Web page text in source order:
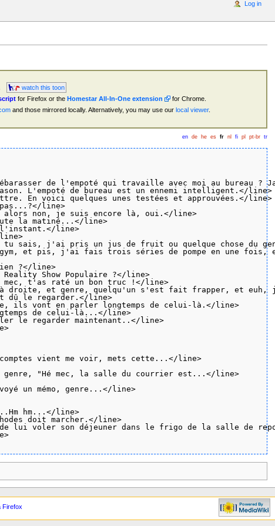
watch this toon
for Firefox or the Homestar All-In-One extension
for Chrome.
and those mirrored locally. Alternatively, you may use our local viewer.
en de he es fr nl fi pl pt-br tr
de l'empoté qui travaille avec moi au bureau ?
L'empoté de bureau est un ennemi intelligent.</line>
En voici quelques unes testées et approuvées.</line>
line>
non, je suis encore là, oui.</line>
la matiné...</line>
line>
sais, j'ai pris un jus de fruit ou quelque chose du
et pis, j'ai fais trois séries de pompe en une fois,
?</line>
Show Populaire ?</line>
t'as raté un bon truc !</line>
et genre, quelqu'un s'est fait frapper, et euh,
dû le regarder.</line>
ils vont en parler longtemps de celui-là.</line>
de celui-là...</line>
le regarder maintenant..</line>
vient me voir, mets cette...</line>
"Hé mec, la salle du courrier est...</line>
un mémo, genre...</line>
hm...</line>
doit marcher.</line>
lui voler son déjeuner dans le frigo de la salle de
Log in
Firefox